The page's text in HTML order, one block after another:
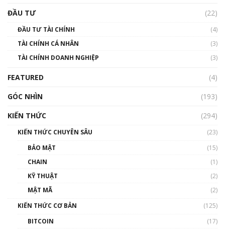
00:02:14
Nhìn lại năm 2022: Những sự kiện ảnh hưởng
đến hệ sinh thái tiền mã hoá | Phổ cập
00:43:47
ĐẦU TƯ
(22)
ĐẦU TƯ TÀI CHÍNH
(4)
TÀI CHÍNH CÁ NHÂN
(3)
TÀI CHÍNH DOANH NGHIỆP
(3)
FEATURED
(4)
GÓC NHÌN
(193)
KIẾN THỨC
(294)
KIẾN THỨC CHUYÊN SÂU
(23)
BẢO MẬT
(15)
CHAIN
(1)
KỸ THUẬT
(2)
MẬT MÃ
(2)
KIẾN THỨC CƠ BẢN
(125)
BITCOIN
(17)